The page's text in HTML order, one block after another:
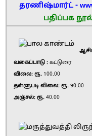
தரணிஷ்மார்ட் -
பதிப்பக
வகைப்பாடு : கட்டுரை
விலை: ரூ. 100.00
தள்ளுபடி விலை: ரூ. 90.00
அஞ்சல்: ரூ. 40.00